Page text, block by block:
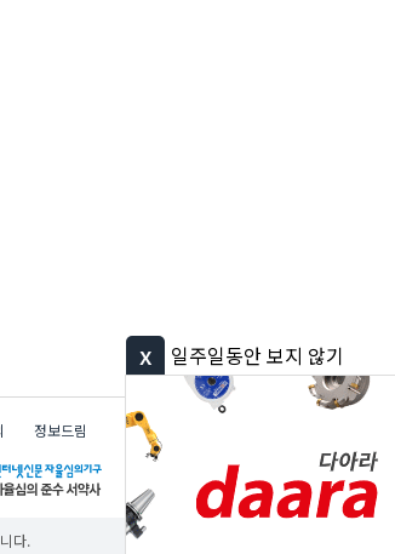
결’로… AI·전기차·
완속충전기 첫선
무료 무료 무료
일주일동안 보지 않기
정보드림
다아라 그룹
다.